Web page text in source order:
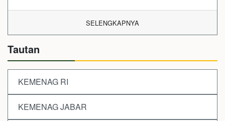
SELENGKAPNYA
Tautan
KEMENAG RI
KEMENAG JABAR